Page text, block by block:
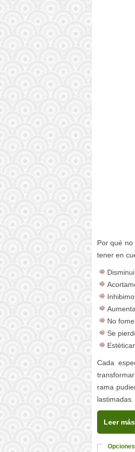
Por qué no
tener en
No
Se
Cada
rama
lastimadas.
Leer